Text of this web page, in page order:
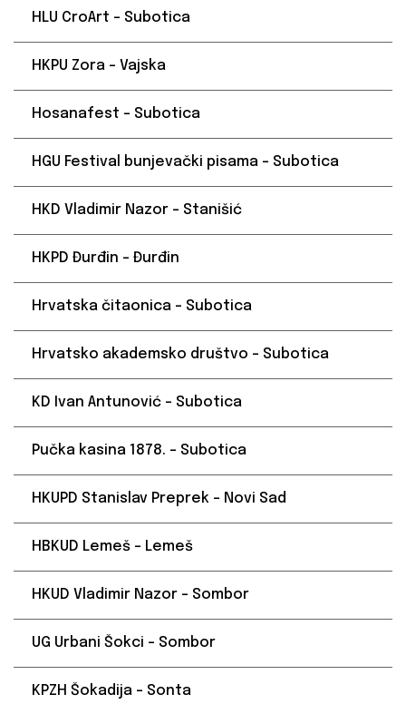
HLU CroArt – Subotica
HKPU Zora – Vajska
Hosanafest – Subotica
HGU Festival bunjevački pisama – Subotica
HKD Vladimir Nazor – Stanišić
HKPD Đurđin – Đurđin
Hrvatska čitaonica – Subotica
Hrvatsko akademsko društvo – Subotica
KD Ivan Antunović – Subotica
Pučka kasina 1878. – Subotica
HKUPD Stanislav Preprek – Novi Sad
HBKUD Lemeš – Lemeš
HKUD Vladimir Nazor – Sombor
UG Urbani Šokci – Sombor
KPZH Šokadija – Sonta